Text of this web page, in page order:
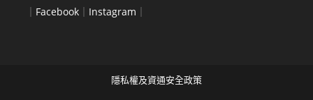
｜ Facebook ｜ Instagram ｜
隱私權及資通安全政策